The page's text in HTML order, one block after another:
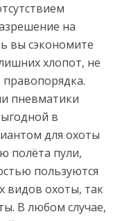
на
вы сэкономите
хлопот, не
правопорядка.
пневматики
в
для охоты
полёта пули,
пользуются
видов охоты, так
В любом случае,